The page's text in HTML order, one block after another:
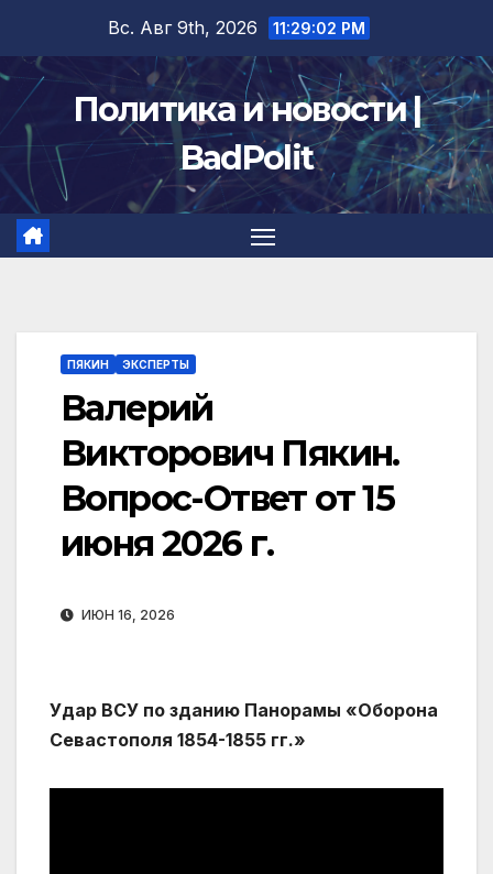
содержимому
Вс. Авг 9th, 2026 11:29:03 PM
Политика и новости |
BadPolit
ПЯКИН ЭКСПЕРТЫ
Валерий
Викторович Пякин.
Вопрос-Ответ от 15
июня 2026 г.
ИЮН 16, 2026
Удар ВСУ по зданию Панорамы «Оборона
Севастополя 1854-1855 гг.»